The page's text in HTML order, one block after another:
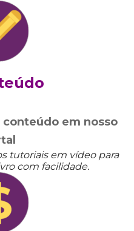
conteúdo em nosso
tutoriais em vídeo para
com facilidade.